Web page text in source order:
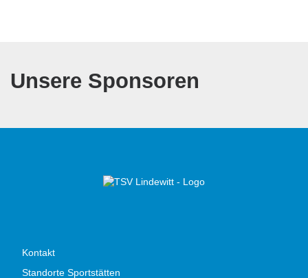
Unsere Sponsoren
Kontakt
Standorte Sportstätten